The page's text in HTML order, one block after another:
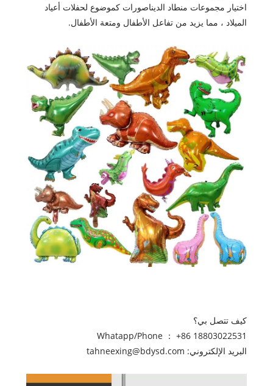
اختيار مجموعات منطاد الديناصورات كموضوع لحفلات أعياد
الميلاد ، مما يزيد من تفاعل الأطفال ومتعة الأطفال.
كيف تتصل بي؟
Whatapp/Phone ： +86 18803022531
البريد الإلكتروني: tahneexing@bdysd.com